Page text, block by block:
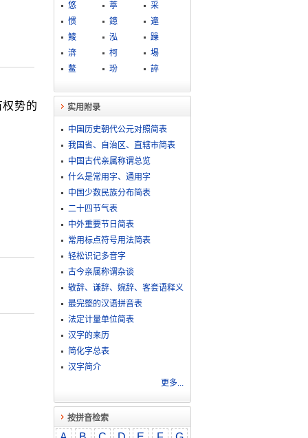
势的
悠
葶
采
惯
鐿
遧
鯪
泓
躁
渀
柯
埸
鳖
玢 誶
实用附录
中国历史朝代公元对照简表
我国省、自治区、直辖市简表
中国古代亲属称谓总览
什么是常用字、通用字
中国少数民族分布简表
二十四节气表
中外重要节日简表
常用标点符号用法简表
轻松识记多音字
古今亲属称谓杂谈
敬​辞​、​谦​辞​、​婉​辞​、​客​套​语​释​义
最完整的汉语拼音表
法定计量单位简表
汉字的来历
简化字总表
汉字简介
更多...
按拼音检索